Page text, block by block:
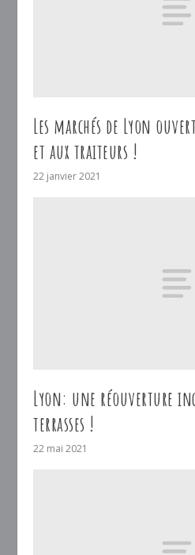
Les marchés de Lyon
et aux traiteurs !
22 janvier 2021
Lyon: une réouverture
terrasses !
22 mai 2021